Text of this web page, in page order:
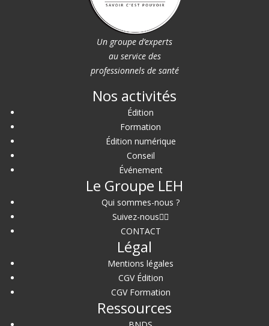
Un groupe d’experts
au service des
professionnels de santé
Nos activités
Édition
Formation
Édition numérique
Conseil
Événement
Le Groupe LEH
Qui sommes-nous ?
Suivez-nous
CONTACT
Légal
Mentions légales
CGV Édition
CGV Formation
Ressources